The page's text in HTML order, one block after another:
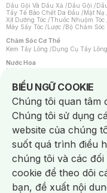
Dầu Gội Và Dầu Xả /Dầu Gội /
Tẩy Tế Bào Chết Da Đầu /Mặt Nạ
Xịt Dưỡng Tóc /Thuốc Nhuộm Tóc
Máy Sấy Tóc /Lược /Bộ Chăm Sóc
Chăm Sóc Cơ Thể
Kem Tẩy Lông /Dụng Cụ Tẩy Lông
Nước Hoa
Nước Hoa Nữ
Chăm Sóc Cá Nhân
Chống Muỗi /Khẩu Trang /Máy
Sản Phẩm Chăm Sóc Khác /Bàn
Hỗ Trợ Trắng Răng/Kem Đánh
Tăm / Chỉ Nha Khoa/ Xịt Thơm
Khăn Ướt Vệ Sinh Vùng Kín/
Máy Cạo Râu
Vấn Đề Về Da
Da Dầu / Lỗ Chân Lông To/ Da
Da Nhạy Cảm / Kích Ứng
Da Xỉn
Quầng Thâm & Bọng Mắt /Sẹo /
Dụng Cụ / Phụ Kiện Chăm Sóc Da
BIỂU NGỮ COOKIE
Notice about cookies
Chúng tôi quan tâm
Chúng tôi sử dụng
website của chúng
suốt quá trình điều
chúng tôi và các
cookie để theo dõi
bạn, đề xuất nội